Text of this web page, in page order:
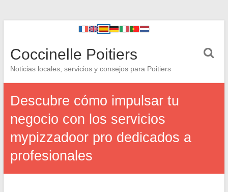
Coccinelle Poitiers
Noticias locales, servicios y consejos para Poitiers
Descubre cómo impulsar tu
negocio con los servicios
mypizzadoor pro dedicados a
profesionales